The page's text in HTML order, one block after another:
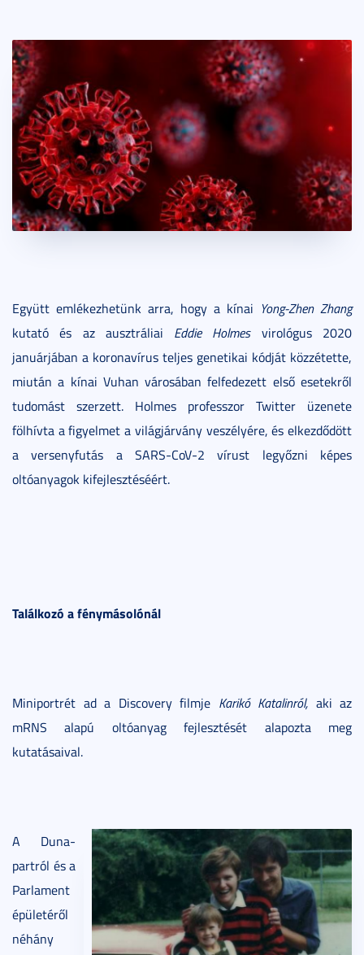
Együtt emlékezhetünk arra, hogy a kínai Yong-Zhen Zhang
kutató és az ausztráliai Eddie Holmesvirológus 2020
januárjában a koronavírus teljes genetikai kódját közzétette,
miután a kínai Vuhan városában felfedezett első esetekről
tudomást szerzett. Holmes professzor Twitter üzenete
fölhívta a figyelmet a világjárvány veszélyére, és elkezdődött
a versenyfutás a SARS-CoV-2 vírust legyőzni képes
oltóanyagok kifejlesztéséért.
Találkozó a fénymásolónál
Miniportrét ad a Discovery filmje Karikó Katalinról, aki az
mRNS alapú oltóanyag fejlesztését alapozta meg
kutatásaival.
A Duna-
partról és a
Parlament
épületéről
néhány